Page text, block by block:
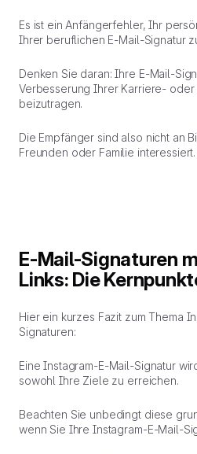
Es ist ein Anfängerfehler, Ihr
Ihrer beruflichen E-Mail-Signatur
Denken Sie daran: Ihre E-Mail-
Verbesserung Ihrer Karriere- oder
beizutragen.
Die Empfänger sind also nicht an
Freunden oder Familie
E-Mail-Signaturen
Links: Die
Hier ein kurzes Fazit zum Thema
Signaturen:
Eine Instagram-E-Mail-Signatur
sowohl Ihre Ziele zu erreichen.
Beachten Sie unbedingt diese
wenn Sie Ihre Instagram-E-Mail-